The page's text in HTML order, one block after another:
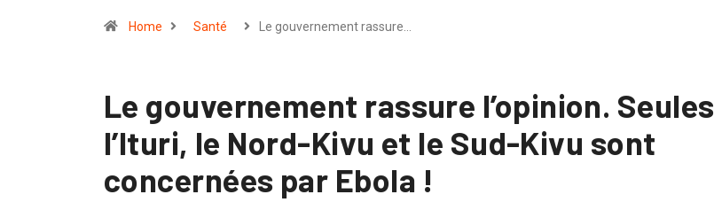
Home Santé Le gouvernement rassure…
Le gouvernement rassure l’opinion. Seules
l’Ituri, le Nord-Kivu et le Sud-Kivu sont
concernées par Ebola !